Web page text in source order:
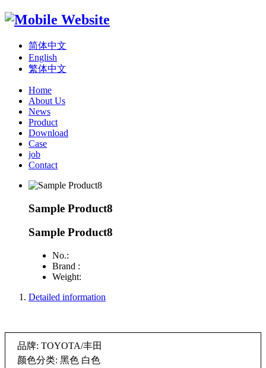
简体中文
English
繁体中文
Home
About Us
News
Product
Download
Case
job
Contact
Sample Product8
Sample Product8
No.:
Brand :
Weight:
Detailed information
品牌: TOYOTA/丰田
颜色分类: 黑色 白色